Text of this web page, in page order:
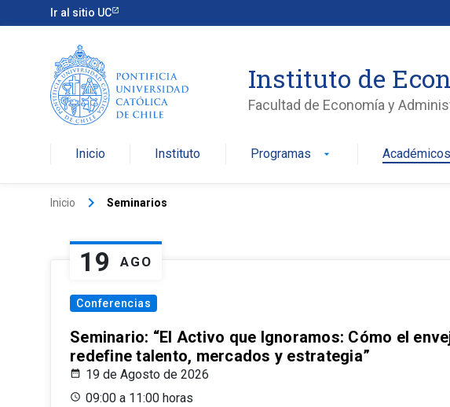
Ir al sitio UC
Instituto de
Facultad de Economía y
Inicio Instituto Programas arrow_drop_down
Inicio keyboard_arrow_right Seminarios
19 AGO
Conferencias
Seminario: “El Activo que Ignoramos: Cómo el
redefine talento, mercados y estrategia”
19 de Agosto de 2026
09:00 a 11:00 horas